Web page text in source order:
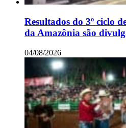
Resultados do 3º ciclo
da Amazônia são
04/08/2026